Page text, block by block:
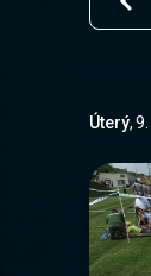
Úterý, 9